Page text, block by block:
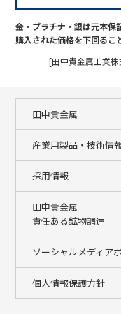
金・プラチナ・銀は元本保
購入された価格を下回るこ
[田中貴金属工業
田中貴金属
産業用製品・技術情
採用情報
田中貴金属
責任ある鉱物調達
ソーシャルメディア
個人情報保護方針